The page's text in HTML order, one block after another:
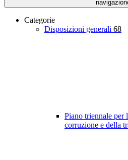
Categorie
Disposizioni generali 68
Piano triennale per
corruzione e della